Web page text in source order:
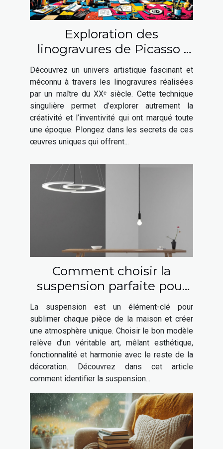
Exploration des
linogravures de Picasso :
une fenêtre sur son génie
artistique
Découvrez un univers artistique fascinant et
méconnu à travers les linogravures réalisées
par un maître du XXᵉ siècle. Cette technique
singulière permet d’explorer autrement la
créativité et l’inventivité qui ont marqué toute
une époque. Plongez dans les secrets de ces
œuvres uniques qui offrent...
Comment choisir la
suspension parfaite pour
chaque espace de votre
maison ?
La suspension est un élément-clé pour
sublimer chaque pièce de la maison et créer
une atmosphère unique. Choisir le bon modèle
relève d’un véritable art, mêlant esthétique,
fonctionnalité et harmonie avec le reste de la
décoration. Découvrez dans cet article
comment identifier la suspension...